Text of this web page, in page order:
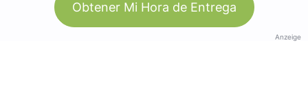
Obtener Mi Hora de Entrega
Anzeige